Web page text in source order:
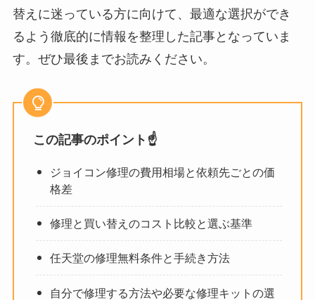
替えに迷っている方に向けて、最適な選択ができ
るよう徹底的に情報を整理した記事となっていま
す。ぜひ最後までお読みください。
この記事のポイント☝️
ジョイコン修理の費用相場と依頼先ごとの価
格差
修理と買い替えのコスト比較と選ぶ基準
任天堂の修理無料条件と手続き方法
自分で修理する方法や必要な修理キットの選